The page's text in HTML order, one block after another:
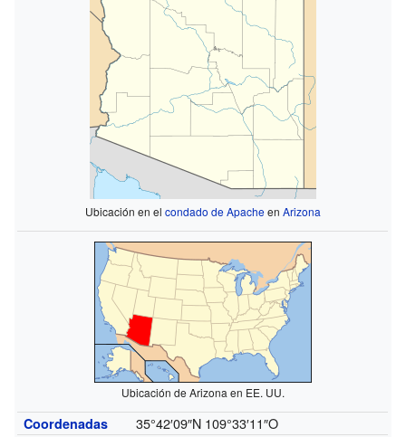
Ubicación en el condado de Apacheen Arizona
Ubicación de Arizona en EE. UU.
Coordenadas 35°42′09″N 109°33′11″O